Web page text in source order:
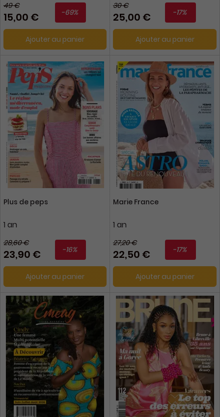
49 €
15,00 € -69%
Ajouter au panier
30 €
25,00 € -17%
Ajouter au panier
Plus de peps
1 an
28,60 €
23,90 € -16%
Ajouter au panier
Marie France
1 an
27,20 €
22,50 € -17%
Ajouter au panier